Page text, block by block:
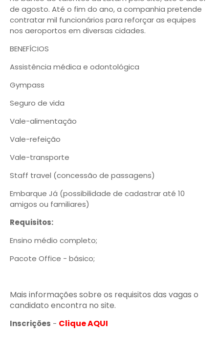
de agosto. Até o fim do ano, a companhia pretende
contratar mil funcionários para reforçar as equipes
nos aeroportos em diversas cidades.
BENEFÍCIOS
Assistência médica e odontológica
Gympass
Seguro de vida
Vale-alimentação
Vale-refeição
Vale-transporte
Staff travel (concessão de passagens)
Embarque Já (possibilidade de cadastrar até 10
amigos ou familiares)
Requisitos:
Ensino médio completo;
Pacote Office - básico;
Mais informações sobre os requisitos das vagas o
candidato encontra no site.
Inscrições - Clique AQUI